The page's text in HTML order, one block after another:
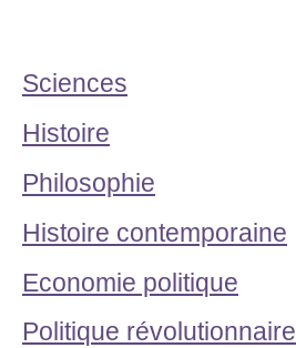
Sciences
Histoire
Philosophie
Histoire contemporaine
Economie politique
Politique révolutionnaire